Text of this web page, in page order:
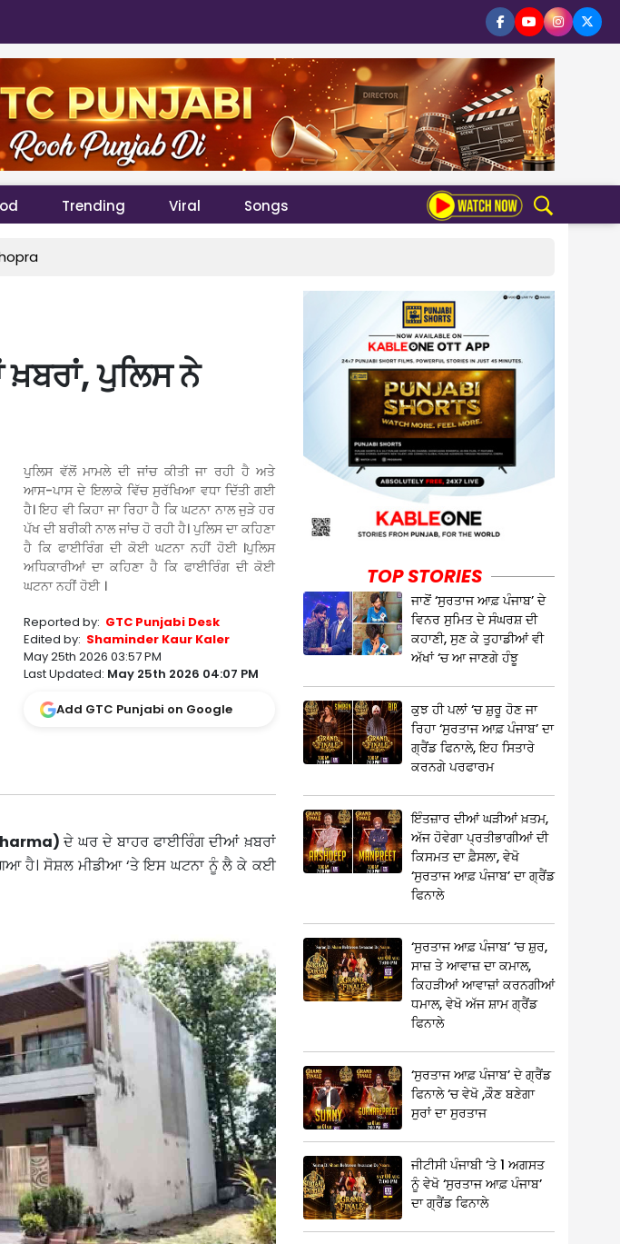
Trending Viral Songs
ਪੁਲਿਸ ਨੇ
ਪੁਲਿਸ ਵੱਲੋਂ ਮਾਮਲੇ ਦੀ ਜਾਂਚ ਕੀਤੀ ਜਾ ਰਹੀ ਹੈ ਅਤੇ
ਆਸ-ਪਾਸ ਦੇ ਇਲਾਕੇ ਵਿੱਚ ਸੁਰੱਖਿਆ ਵਧਾ ਦਿੱਤੀ ਗਈ
ਹੈ। ਇਹ ਵੀ ਕਿਹਾ ਜਾ ਰਿਹਾ ਹੈ ਕਿ ਘਟਨਾ ਨਾਲ ਜੁੜੇ ਹਰ
ਪੱਖ ਦੀ ਬਰੀਕੀ ਨਾਲ ਜਾਂਚ ਹੋ ਰਹੀ ਹੈ। ਪੁਲਿਸ ਦਾ ਕਹਿਣਾ
ਹੈ ਕਿ ਫਾਈਰਿੰਗ ਦੀ ਕੋਈ ਘਟਨਾ ਨਹੀਂ ਹੋਈ ।ਪੁਲਿਸ
ਅਧਿਕਾਰੀਆਂ ਦਾ ਕਹਿਣਾ ਹੈ ਕਿ ਫਾਈਰਿੰਗ ਦੀ ਕੋਈ
ਘਟਨਾ ਨਹੀਂ ਹੋਈ ।
Reported by: GTC Punjabi Desk
Edited by: Shaminder Kaur Kaler
May 25th 2026 03:57 PM
Last Updated: May 25th 2026 04:07 PM
Add GTC Punjabi on Google
ਦੇ ਘਰ ਦੇ ਬਾਹਰ ਫਾਈਰਿੰਗ ਦੀਆਂ ਖ਼ਬਰਾਂ
ਹੈ। ਸੋਸ਼ਲ ਮੀਡੀਆ ‘ਤੇ ਇਸ ਘਟਨਾ ਨੂੰ ਲੈ ਕੇ ਕਈ
TOP STORIES
ਜਾਣੋਂ ‘ਸੁਰਤਾਜ ਆਫ਼ ਪੰਜਾਬ’ ਦੇ
ਵਿਨਰ ਸੁਮਿਤ ਦੇ ਸੰਘਰਸ਼ ਦੀ
ਕਹਾਣੀ, ਸੁਣ ਕੇ ਤੁਹਾਡੀਆਂ ਵੀ
ਅੱਖਾਂ ‘ਚ ਆ ਜਾਣਗੇ ਹੰਝੂ
ਕੁਝ ਹੀ ਪਲਾਂ ‘ਚ ਸ਼ੁਰੂ ਹੋਣ ਜਾ
ਰਿਹਾ ‘ਸੁਰਤਾਜ ਆਫ਼ ਪੰਜਾਬ’ ਦਾ
ਗ੍ਰੈਂਡ ਫਿਨਾਲੇ, ਇਹ ਸਿਤਾਰੇ
ਕਰਨਗੇ ਪਰਫਾਰਮ
ਇੰਤਜ਼ਾਰ ਦੀਆਂ ਘੜੀਆਂ ਖ਼ਤਮ,
ਅੱਜ ਹੋਵੇਗਾ ਪ੍ਰਤੀਭਾਗੀਆਂ ਦੀ
ਕਿਸਮਤ ਦਾ ਫ਼ੈਸਲਾ, ਵੇਖੋ
‘ਸੁਰਤਾਜ ਆਫ਼ ਪੰਜਾਬ’ ਦਾ ਗ੍ਰੈਂਡ
ਫਿਨਾਲੇ
‘ਸੁਰਤਾਜ ਆਫ਼ ਪੰਜਾਬ’ ‘ਚ ਸ਼ੁਰ,
ਸਾਜ਼ ਤੇ ਆਵਾਜ਼ ਦਾ ਕਮਾਲ,
ਕਿਹੜੀਆਂ ਆਵਾਜ਼ਾਂ ਕਰਨਗੀਆਂ
ਧਮਾਲ, ਵੇਖੋ ਅੱਜ ਸ਼ਾਮ ਗ੍ਰੈਂਡ
ਫਿਨਾਲੇ
‘ਸੁਰਤਾਜ ਆਫ਼ ਪੰਜਾਬ’ ਦੇ ਗ੍ਰੈਂਡ
ਫਿਨਾਲੇ ‘ਚ ਵੇਖੋ ,ਕੌਣ ਬਣੇਗਾ
ਸੁਰਾਂ ਦਾ ਸੁਰਤਾਜ
ਜੀਟੀਸੀ ਪੰਜਾਬੀ ‘ਤੇ 1 ਅਗਸਤ
ਨੂੰ ਵੇਖੋ ‘ਸੁਰਤਾਜ ਆਫ਼ ਪੰਜਾਬ’
ਦਾ ਗ੍ਰੈਂਡ ਫਿਨਾਲੇ